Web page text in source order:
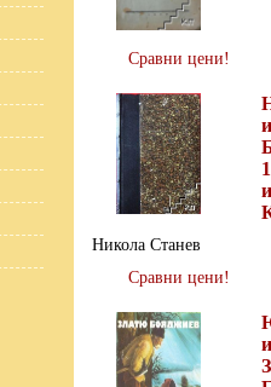
Сравни цени!
Никола Станев
Сравни цени!